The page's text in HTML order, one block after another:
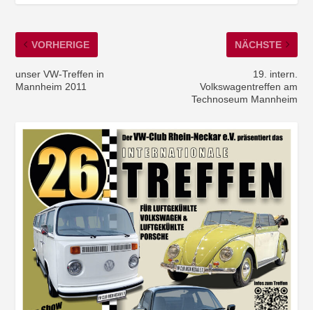
VORHERIGE
unser VW-Treffen in
Mannheim 2011
NÄCHSTE
19. intern.
Volkswagentreffen am
Technoseum Mannheim